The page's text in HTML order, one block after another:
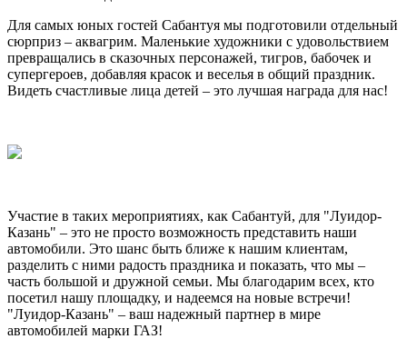
Для самых юных гостей Сабантуя мы подготовили отдельный
сюрприз – аквагрим. Маленькие художники с удовольствием
превращались в сказочных персонажей, тигров, бабочек и
супергероев, добавляя красок и веселья в общий праздник.
Видеть счастливые лица детей – это лучшая награда для нас!
Участие в таких мероприятиях, как Сабантуй, для "Луидор-
Казань" – это не просто возможность представить наши
автомобили. Это шанс быть ближе к нашим клиентам,
разделить с ними радость праздника и показать, что мы –
часть большой и дружной семьи. Мы благодарим всех, кто
посетил нашу площадку, и надеемся на новые встречи!
"Луидор-Казань" – ваш надежный партнер в мире
автомобилей марки ГАЗ!